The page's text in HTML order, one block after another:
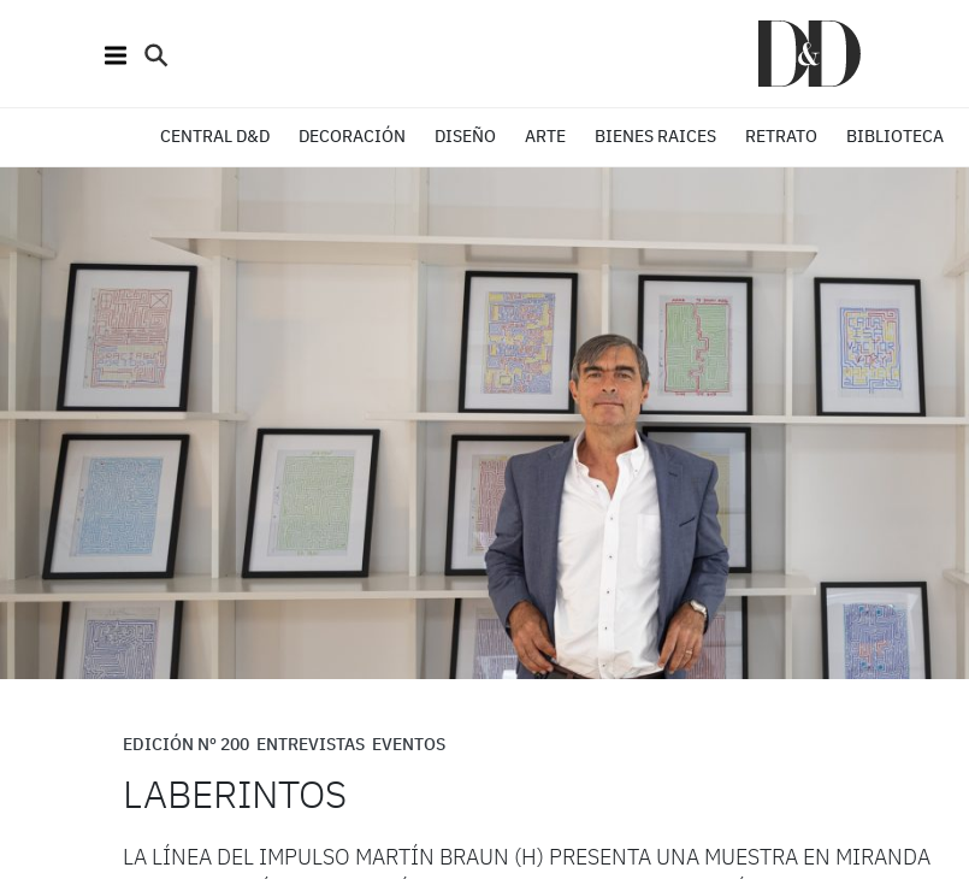
CENTRAL D&D DECORACIÓN DISEÑO ARTE BIENES RAICES RETRATO BIBLIOTECA
EDICIÓN Nº 200 ENTREVISTAS EVENTOS
LABERINTOS
LA LÍNEA DEL IMPULSO MARTÍN BRAUN (H) PRESENTA UNA MUESTRA EN MIRANDA